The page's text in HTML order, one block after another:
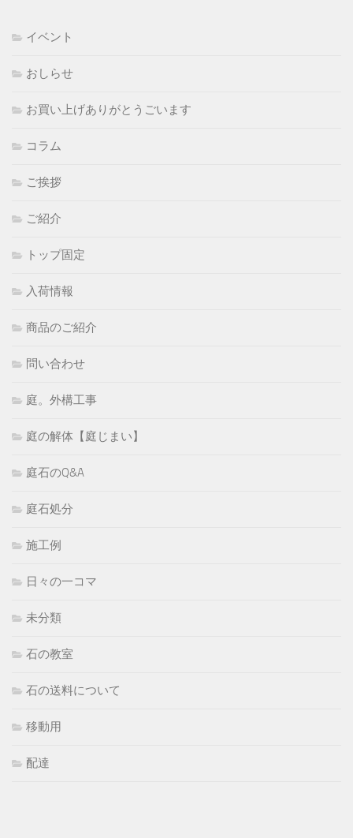
イベント
おしらせ
お買い上げありがとうごいます
コラム
ご挨拶
ご紹介
トップ固定
入荷情報
商品のご紹介
問い合わせ
庭。外構工事
庭の解体【庭じまい】
庭石のQ&A
庭石処分
施工例
日々の一コマ
未分類
石の教室
石の送料について
移動用
配達